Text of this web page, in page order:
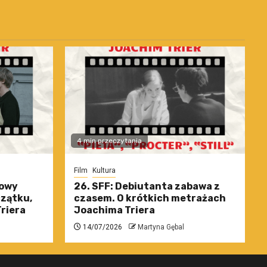
4 min przeczytania
Film Kultura
26. SFF: Debiutanta zabawa z
czasem. O krótkich metrażach
Joachima Triera
14/07/2026 Martyna Gębal